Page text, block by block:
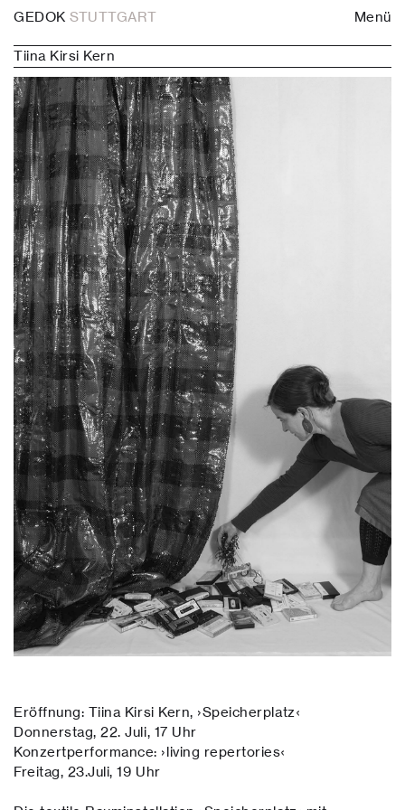
GEDOKSTUTTGART Menü
Tiina Kirsi Kern
Eröffnung: Tiina Kirsi Kern, ›Speicherplatz‹
Donnerstag, 22. Juli, 17 Uhr
Konzertperformance: ›living repertories‹
Freitag, 23.Juli, 19 Uhr